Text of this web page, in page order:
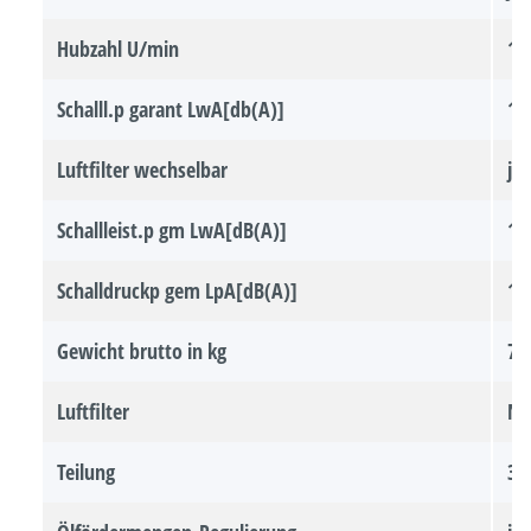
Hubzahl U/min
Schalll.p garant LwA[db(A)]
Luftfilter wechselbar ja
Schallleist.p gm LwA[dB(A)]
Schalldruckp gem LpA[dB(A)]
Gewicht brutto in kg 7
Luftfilter
Teilung 3/